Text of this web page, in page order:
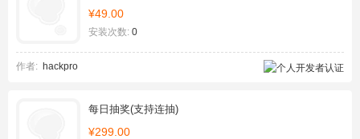
¥49.00
安装次数: 0
作者: hackpro
每日抽奖(支持连抽)
¥299.00